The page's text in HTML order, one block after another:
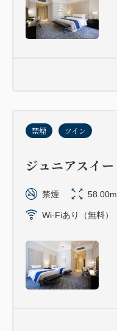
禁煙 ツイン
ジュニアスイー
禁煙 58.00m
Wi-Fiあり（無料）